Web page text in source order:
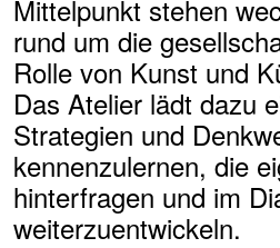
Mittelpunkt stehen
rund um die
Rolle von Kunst und
Das Atelier lädt dazu
Strategien und
kennenzulernen, die
hinterfragen und im
weiterzuentwickeln.